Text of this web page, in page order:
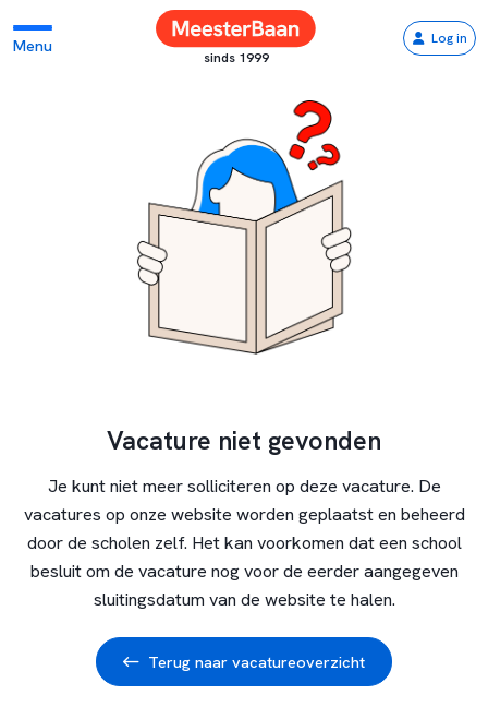
Menu
sinds 1999
Log in
Vacature niet gevonden
Je kunt niet meer solliciteren op deze vacature. De
vacatures op onze website worden geplaatst en beheerd
door de scholen zelf. Het kan voorkomen dat een school
besluit om de vacature nog voor de eerder aangegeven
sluitingsdatum van de website te halen.
Terug naar vacatureoverzicht